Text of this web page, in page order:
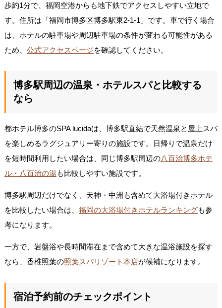
歩約1分で、福岡空港からも地下鉄でアクセスしやすい立地で
す。住所は「福岡市博多区博多駅東2-1-1」です。車で行く場合
は、ホテルの駐車場や周辺駐車場の条件が変わる可能性がある
ため、 公式アクセスページを確認してください。
博多駅周辺の温泉・ホテルスパと比較する
なら
都ホテル博多のSPA lucidaは、博多駅直結で天然温泉と屋上スパ
を楽しめるラグジュアリー寄りの施設です。日帰りで温泉だけ
を短時間利用したい場合は、同じ博多駅周辺の八百治博多ホテ
ル・八百治の湯も比較しやすい施設です。
博多駅周辺だけでなく、天神・中洲も含めて大浴場付きホテル
を比較したい場合は、 福岡の大浴場付きホテルランキングも参
考になります。
一方で、岩盤浴や長時間滞在まで含めて大きな温浴施設を探す
なら、香椎照葉の照葉スパリゾート本店が候補になります。
宿泊予約前のチェックポイント